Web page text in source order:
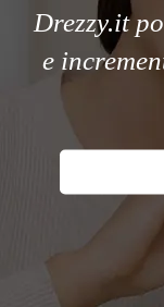
Drezzy.it
e